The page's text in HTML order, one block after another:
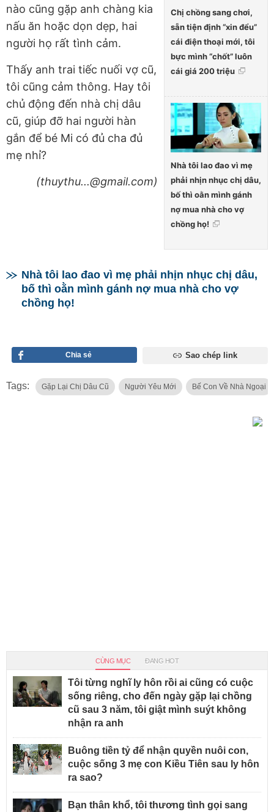
Chị chồng sang chơi,
sẵn tiện định “xin đểu”
cái điện thoại mới, tôi
bực mình “chốt” luôn
cái giá 200 triệu
Nhà tôi lao đao vì mẹ
phải nhịn nhục chị dâu,
bố thì oằn mình gánh
nợ mua nhà cho vợ
chồng họ!
nào cũng gặp anh chàng kia
nấu ăn hoặc dọn dẹp, hai
người họ rất tình cảm.
Thấy anh trai tiếc nuối vợ cũ,
tôi cũng cảm thông. Hay tôi
chủ động đến nhà chị dâu
cũ, giúp đỡ hai người hàn
gắn để bé Mi có đủ cha đủ
mẹ nhỉ?
(thuythu...@gmail.com)
Nhà tôi lao đao vì mẹ phải nhịn nhục chị dâu,
bố thì oằn mình gánh nợ mua nhà cho vợ
chồng họ!
Chia sẻ Sao chép link
Tags: Gặp Lại Chị Dâu Cũ Người Yêu Mới Bế Con Về Nhà Ngoại
CÙNG MỤC ĐANG HOT
Tôi từng nghĩ ly hôn rồi ai cũng có cuộc
sống riêng, cho đến ngày gặp lại chồng
cũ sau 3 năm, tôi giật mình suýt không
nhận ra anh
Buông tiền tỷ để nhận quyền nuôi con,
cuộc sống 3 mẹ con Kiều Tiên sau ly hôn
ra sao?
Bạn thân khổ, tôi thương tình gọi sang